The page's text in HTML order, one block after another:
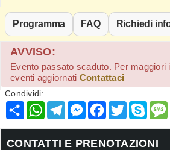
Programma FAQ Richiedi
AVVISO:
Evento passato scaduto. Per maggiori
eventi aggiornati Contattaci
Condividi:
Condividi
WhatsApp
Telegram
Messenger
Facebook
Twitter
CONTATTI E PRENOTAZIONI